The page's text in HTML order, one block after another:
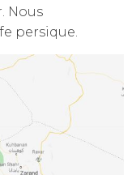
Nous
persique.